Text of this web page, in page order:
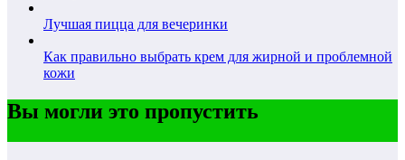
Лучшая пицца для вечеринки
Как правильно выбрать крем для жирной и проблемной
кожи
Вы могли это пропустить